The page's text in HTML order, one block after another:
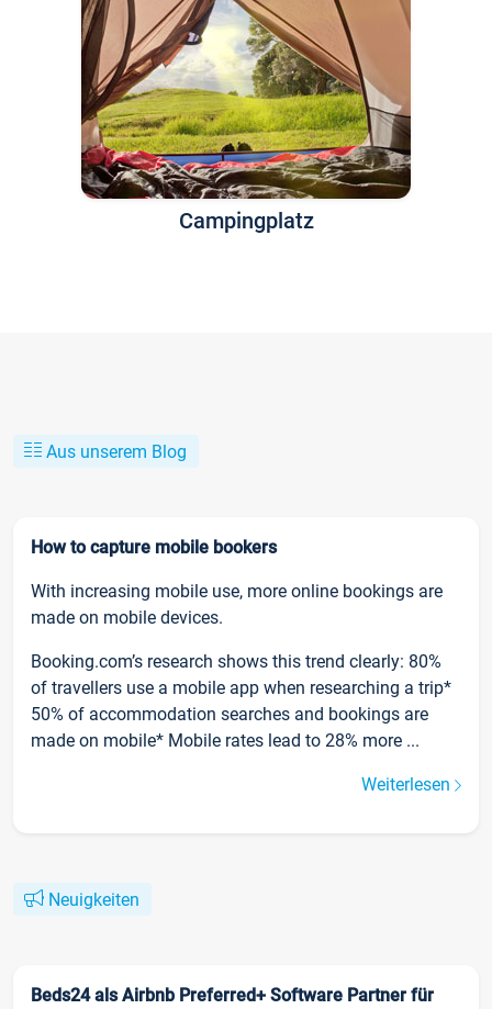
Campingplatz
Aus unserem Blog
How to capture mobile bookers
With increasing mobile use, more online bookings are
made on mobile devices.
Booking.com’s research shows this trend clearly: 80%
of travellers use a mobile app when researching a trip*
50% of accommodation searches and bookings are
made on mobile* Mobile rates lead to 28% more ...
Weiterlesen
Neuigkeiten
Beds24 als Airbnb Preferred+ Software Partner für